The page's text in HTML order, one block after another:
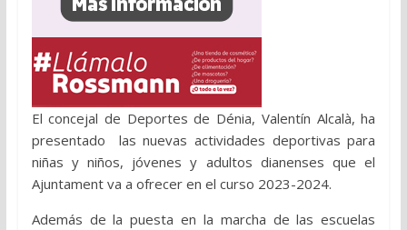
El concejal de Deportes de Dénia, Valentín Alcalà, ha
presentado las nuevas actividades deportivas para
niñas y niños, jóvenes y adultos dianenses que el
Ajuntament va a ofrecer en el curso 2023-2024.
Además de la puesta en la marcha de las escuelas